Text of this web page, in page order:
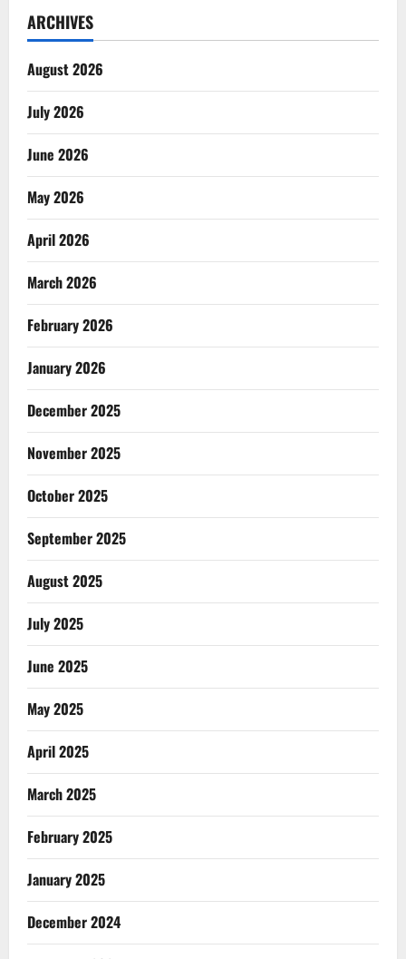
ARCHIVES
August 2026
July 2026
June 2026
May 2026
April 2026
March 2026
February 2026
January 2026
December 2025
November 2025
October 2025
September 2025
August 2025
July 2025
June 2025
May 2025
April 2025
March 2025
February 2025
January 2025
December 2024